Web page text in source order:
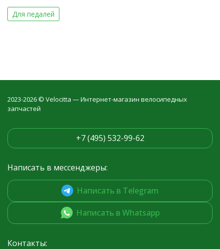
Для педалей
2023-2026 © Velocitta — Интернет-магазин велосипедных
запчастей
+7 (495) 532-99-62
Написать в мессенджеры:
Написать в Telegram
Написать в Whatsapp
Контакты: